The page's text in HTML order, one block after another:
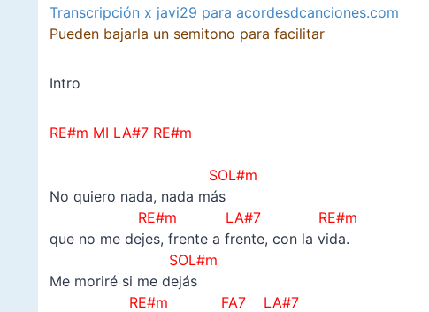
Transcripción x javi29 para acordesdcanciones.com
Pueden bajarla un semitono para facilitar
Intro
RE#m MI LA#7 RE#m
SOL#m
No quiero nada, nada más
RE#m LA#7 RE#m
que no me dejes, frente a frente, con la vida.
SOL#m
Me moriré si me dejás
RE#m FA7 LA#7